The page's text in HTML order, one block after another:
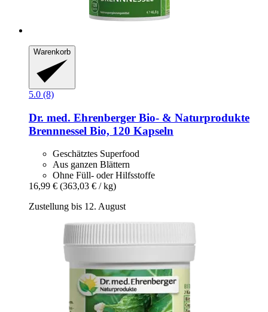
Warenkorb
5.0 (8)
Dr. med. Ehrenberger Bio- & Naturprodukte
Brennnessel Bio, 120 Kapseln
Geschätztes Superfood
Aus ganzen Blättern
Ohne Füll- oder Hilfsstoffe
16,99 € (363,03 € / kg)
Zustellung bis 12. August